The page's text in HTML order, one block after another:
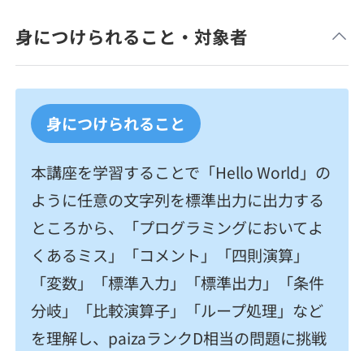
契約内容・クーポン
身につけられること・対象者
身につけられること
本講座を学習することで「Hello World」の
ように任意の文字列を標準出力に出力する
ところから、「プログラミングにおいてよ
くあるミス」「コメント」「四則演算」
「変数」「標準入力」「標準出力」「条件
分岐」「比較演算子」「ループ処理」など
を理解し、paizaランクD相当の問題に挑戦